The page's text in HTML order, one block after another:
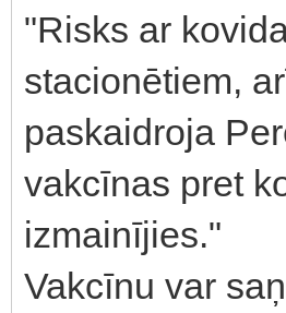
"Risks ar
stacionētiem,
paskaidroja
vakcīnas pret
izmainījies."
Vakcīnu var